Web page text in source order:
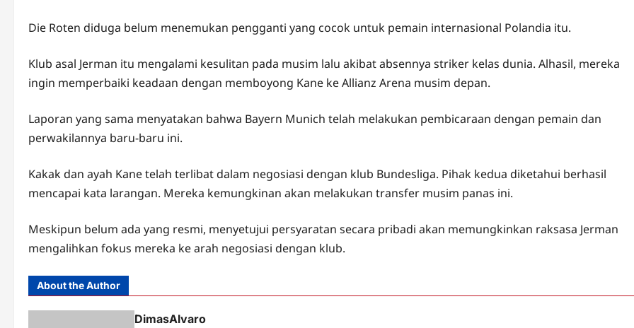
Die Roten diduga belum menemukan pengganti yang cocok untuk pemain internasional Polandia itu.
Klub asal Jerman itu mengalami kesulitan pada musim lalu akibat absennya striker kelas dunia. Alhasil, mereka
ingin memperbaiki keadaan dengan memboyong Kane ke Allianz Arena musim depan.
Laporan yang sama menyatakan bahwa Bayern Munich telah melakukan pembicaraan dengan pemain dan
perwakilannya baru-baru ini.
Kakak dan ayah Kane telah terlibat dalam negosiasi dengan klub Bundesliga. Pihak kedua diketahui berhasil
mencapai kata larangan. Mereka kemungkinan akan melakukan transfer musim panas ini.
Meskipun belum ada yang resmi, menyetujui persyaratan secara pribadi akan memungkinkan raksasa Jerman
mengalihkan fokus mereka ke arah negosiasi dengan klub.
About the Author
DimasAlvaro